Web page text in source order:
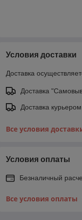
Условия доставки
Доставка
Доставка
Доставка курьером
Все условия
Условия оплаты
Безналичный
Все условия оплаты